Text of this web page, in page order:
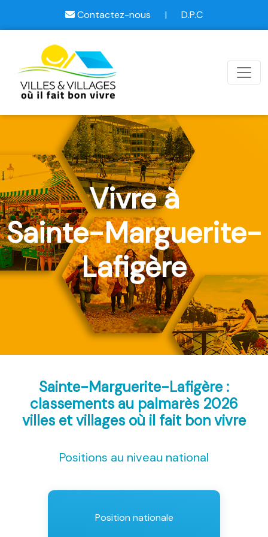
Contactez-nous | D.P.C
Vivre à
Sainte-Marguerite-
Lafigère
Sainte-Marguerite-Lafigère :
classements au palmarès 2026
villes et villages où il fait bon vivre
Positions au niveau national
Position nationale